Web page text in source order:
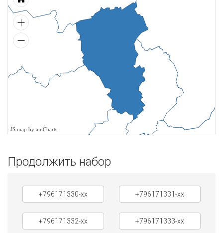
JS map by amCharts
Продолжить набор
+796171330-xx +796171331-xx
+796171332-xx +796171333-xx